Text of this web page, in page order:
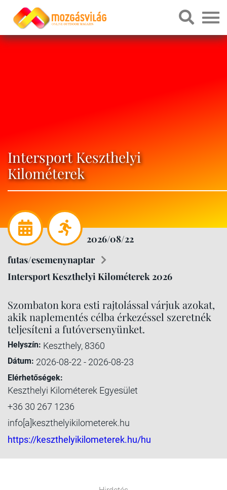
Intersport Keszthelyi
Kilométerek
2026/08/22
futas/esemenynaptar
Intersport Keszthelyi Kilométerek 2026
Szombaton kora esti rajtolással várjuk azokat,
akik naplementés célba érkezéssel szeretnék
teljesíteni a futóversenyünket.
Helyszín: Keszthely, 8360
Dátum: 2026-08-22 - 2026-08-23
Elérhetőségek:
Keszthelyi Kilométerek Egyesület
+36 30 267 1236
info[a]keszthelyikilometerek.hu
https://keszthelyikilometerek.hu/hu